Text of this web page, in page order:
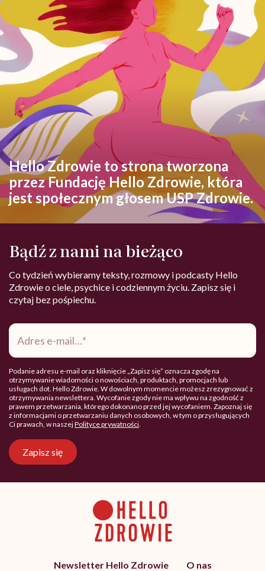
Hello Zdrowie to strona tworzona
przez Fundację Hello Zdrowie, która
jest społecznym głosem USP Zdrowie.
Bądź z nami na bieżąco
Co tydzień wybieramy teksty, rozmowy i podcasty Hello
Zdrowie o ciele, psychice i codziennym życiu. Zapisz się i
czytaj bez pośpiechu.
Adres
mail*
Podanie adresu e-mail oraz kliknięcie „Zapisz się” oznacza zgodę na
otrzymywanie wiadomości o nowościach, produktach, promocjach lub
usługach dot. Hello Zdrowie. W dowolnym momencie możesz zrezygnować z
otrzymywania newslettera. Wycofanie zgody nie ma wpływu na zgodność z
prawem przetwarzania, którego dokonano przed jej wycofaniem. Zapoznaj się
z informacjami o przetwarzaniu danych osobowych, w tym o przysługujących
Ci prawach, w naszejPolityce prywatności.
Zapisz się
Newsletter Hello Zdrowie
O nas